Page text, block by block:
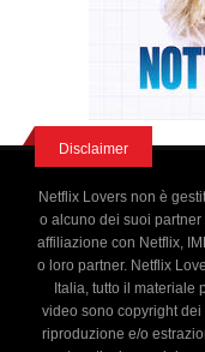
Disclaimer
Netflix Lovers non è
o alcuno dei suoi
affiliazione con Netflix,
o loro partner. Netflix
Italia, tutto il materiale
video sono copyright
riproduzione e/o